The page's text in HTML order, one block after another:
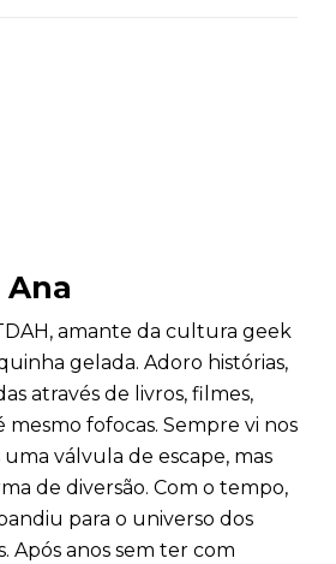
Ana
amante da cultura geek
gelada. Adoro histórias,
através de livros, filmes,
mesmo fofocas. Sempre vi nos
uma válvula de escape, mas
de diversão. Com o tempo,
para o universo dos
Após anos sem ter com